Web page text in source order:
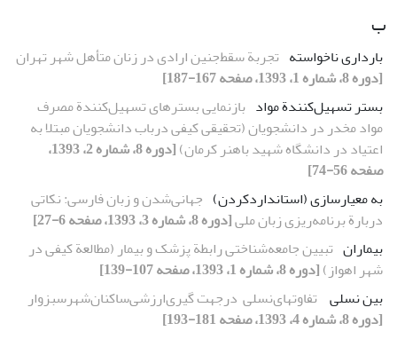
ب
بارداری ناخواسته تجربة سقط‌جنین‌ ارادی در زنان متأهل شهر تهران
[دوره 8، شماره 1، 1393، صفحه 167-187]
بستر تسهیل‌کنندة مواد بازنمایی بسترهای تسهیل‌‌کنندة مصرف
مواد مخدر در دانشجویان (تحقیقی کیفی درباب دانشجویان مبتلا به
اعتیاد در دانشگاه شهید باهنر کرمان)
[دوره 8، شماره 2، 1393،
صفحه 56-74]
به معیارسازی (استانداردکردن) جهانی‌شدن و زبان فارسی: نکاتی
دربارة برنامه‌ریزی زبان ملی[دوره 8، شماره 3، 1393، صفحه 6-27]
بیماران تبیین جامعه‌شناختی رابطة پزشک و بیمار (مطالعة کیفی در
شهر اهواز)[دوره 8، شماره 1، 1393، صفحه 107-139]
بین نسلی ‌ تفاوتهای‌نسلی‌ ‌ در‌جهت گیری‌ارزشی‌ساکنان‌شهر‌سبزوار‌
[دوره 8، شماره 4، 1393، صفحه 181-193]